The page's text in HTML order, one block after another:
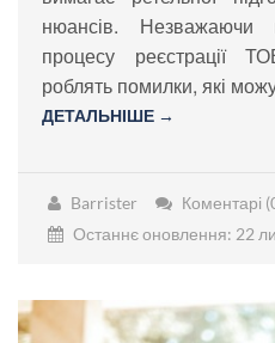
нюансів. Незважаючи
процесу реєстрації
роблять помилки, які
ДЕТАЛЬНІШЕ →
Barrister
Коментарі
Останнє оновлення: 22